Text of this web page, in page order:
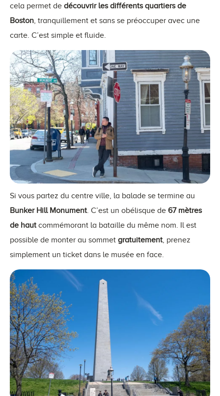
cela permet de découvrir les différents quartiers de
Boston, tranquillement et sans se préoccuper avec une
carte. C’est simple et fluide.
Si vous partez du centre ville, la balade se termine au
Bunker Hill Monument. C’est un obélisque de 67 mètres
de haut commémorant la bataille du même nom. Il est
possible de monter au sommet gratuitement, prenez
simplement un ticket dans le musée en face.